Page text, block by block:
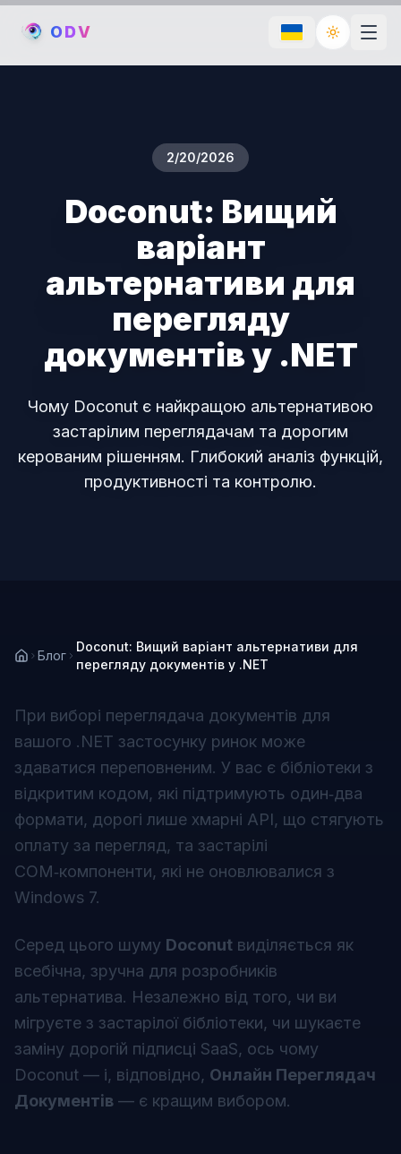
ODV Toggle
2/20/2026
Doconut: Вищий
варіант
альтернативи для
перегляду
документів у .NET
Чому Doconut є найкращою альтернативою
застарілим переглядачам та дорогим
керованим рішенням. Глибокий аналіз функцій,
продуктивності та контролю.
Блог
Doconut: Вищий варіант альтернативи для
перегляду документів у .NET
При виборі переглядача документів для
вашого .NET застосунку ринок може
здаватися переповненим. У вас є бібліотеки з
відкритим кодом, які підтримують один‑два
формати, дорогі лише хмарні API, що стягують
оплату за перегляд, та застарілі
COM‑компоненти, які не оновлювалися з
Windows 7.
Серед цього шуму Doconut виділяється як
всебічна, зручна для розробників
альтернатива. Незалежно від того, чи ви
мігруєте з застарілої бібліотеки, чи шукаєте
заміну дорогій підписці SaaS, ось чому
Doconut — і, відповідно, Онлайн Переглядач
Документів — є кращим вибором.